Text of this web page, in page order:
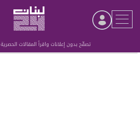
تصفّح بدون إعلانات واقرأ المقالات الحصرية
Advertisement